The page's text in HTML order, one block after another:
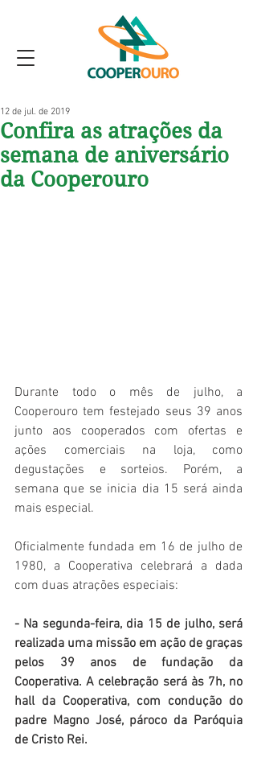
Confira as atrações da
semana de aniversário
da Cooperouro
12 de jul. de 2019
Durante todo o mês de julho, a
Cooperouro tem festejado seus 39 anos
junto aos cooperados com ofertas e
ações comerciais na loja, como
degustações e sorteios. Porém, a
semana que se inicia dia 15 será ainda
mais especial.
Oficialmente fundada em 16 de julho de
1980, a Cooperativa celebrará a dada
com duas atrações especiais:
- Na segunda-feira, dia 15 de julho, será
realizada uma missão em ação de graças
pelos 39 anos de fundação da
Cooperativa. A celebração será às 7h, no
hall da Cooperativa, com condução do
padre Magno José, pároco da Paróquia
de Cristo Rei.